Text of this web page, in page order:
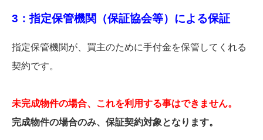
3：指定保管機関（保証協会等）による保証
指定保管機関が、買主のために手付金を保管してくれる
契約です。
未完成物件の場合、これを利用する事はできません。
完成物件の場合のみ、保証契約対象となります。